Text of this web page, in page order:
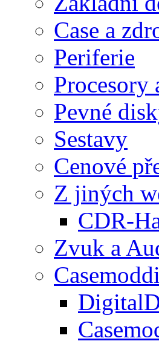
Case a
Periferie
Procesory
Pevné
Sestavy
Cenové
Z jiných
CDR-
Zvuk a